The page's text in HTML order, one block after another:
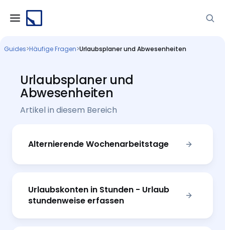
Guides>Häufige Fragen>Urlaubsplaner und Abwesenheiten
Urlaubsplaner und
Abwesenheiten
Artikel in diesem Bereich
Alternierende Wochenarbeitstage
Urlaubskonten in Stunden - Urlaub
stundenweise erfassen